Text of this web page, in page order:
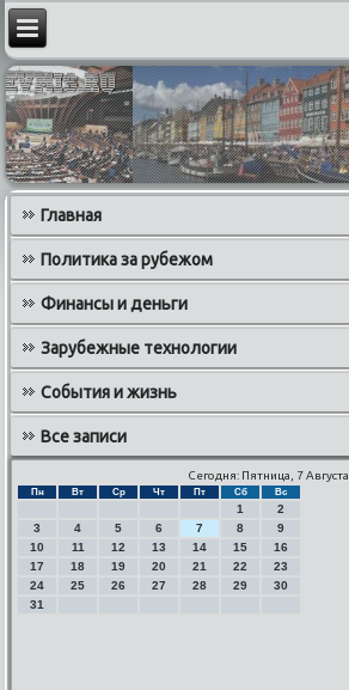
Главная
Политика за рубежом
Финансы и деньги
Зарубежные технологии
События и жизнь
Все записи
Сегодня: Пятница, 7 Августа
Пн Вт Ср Чт Пт Сб Вс
1
2
3
4 5 6 7 8
9
10
11 12 13 14 15
16
17
18 19 20 21 22
23
24
25 26 27 28 29
30
31